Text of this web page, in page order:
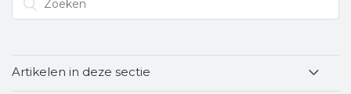
Artikelen in deze sectie